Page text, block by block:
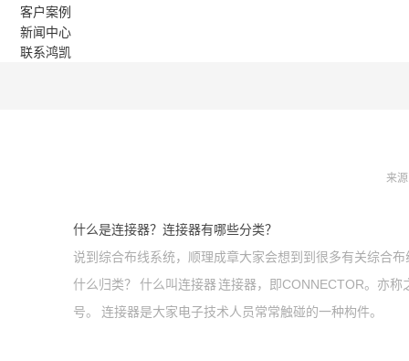
客户案例
新闻中心
联系鸿凯
来
什么是连接器？连接器有哪些分类？
说到综合布线系统，顺理成章大家会想到到很多有关综合
什么归类？ 什么叫连接器 连接器，即CONNECTOR。亦
号。 连接器是大家电子技术人员常常触碰的一种构件。